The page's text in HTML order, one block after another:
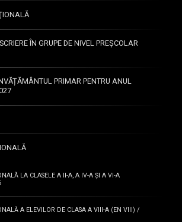
ÎN GRUPE DE NIVEL PREȘCOLAR
PRIMAR PENTRU ANUL
LA CLASELE A II-A, A IV-A ȘI A VI-A
A ELEVILOR DE CLASA A VIII-A (EN VIII) /